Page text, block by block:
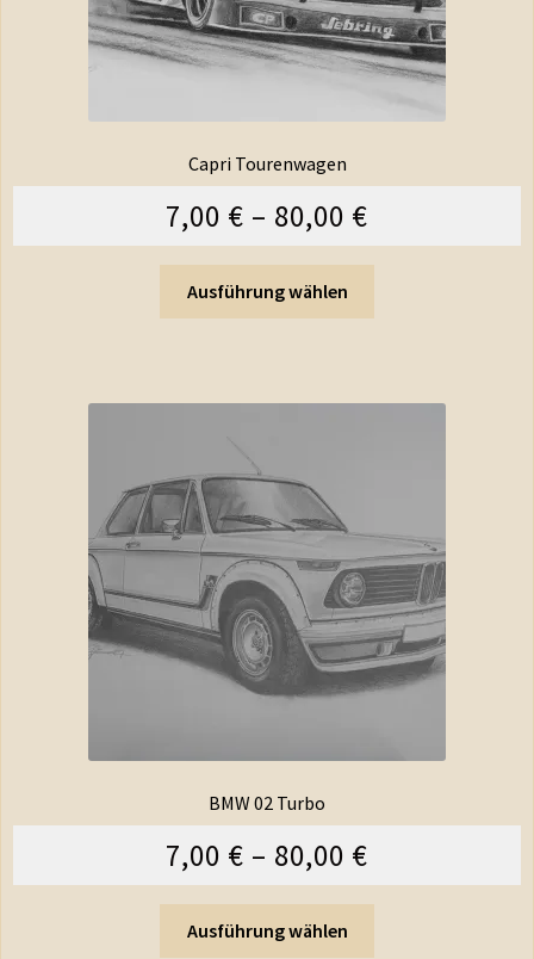
Capri Tourenwagen
7,00 € – 80,00 €
Ausführung wählen
BMW 02 Turbo
7,00 € – 80,00 €
Ausführung wählen